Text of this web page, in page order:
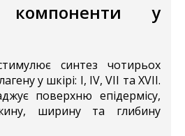
компоненти у
синтез чотирьох
у шкірі: I, IV, VII та XVII.
поверхню епідермісу,
ширину та глибину